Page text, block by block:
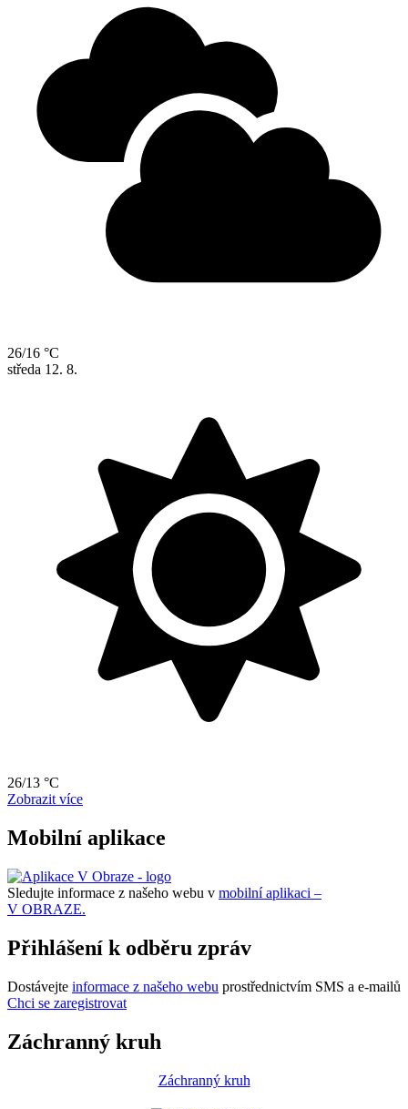
26/16 °C
středa 12. 8.
26/13 °C
Zobrazit více
Mobilní aplikace
Sledujte informace z našeho webu v mobilní aplikaci –
V OBRAZE.
Přihlášení k odběru zpráv
Dostávejte informace z našeho webu prostřednictvím SMS a e-mailů
Chci se zaregistrovat
Záchranný kruh
Záchranný kruh